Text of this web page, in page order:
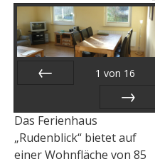
1 von 16
Das Ferienhaus
„Rudenblick“ bietet auf
einer Wohnfläche von 85